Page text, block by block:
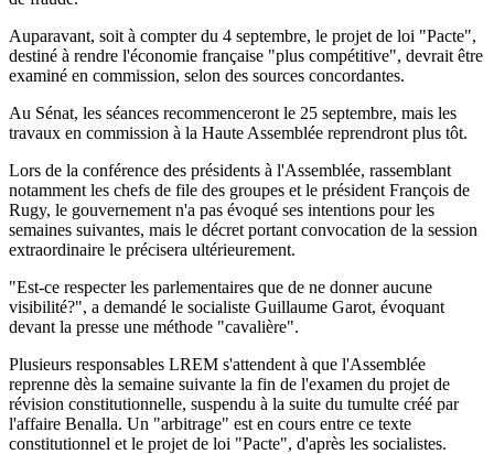
Auparavant, soit à compter du 4 septembre, le projet de loi "Pacte",
destiné à rendre l'économie française "plus compétitive", devrait être
examiné en commission, selon des sources concordantes.
Au Sénat, les séances recommenceront le 25 septembre, mais les
travaux en commission à la Haute Assemblée reprendront plus tôt.
Lors de la conférence des présidents à l'Assemblée, rassemblant
notamment les chefs de file des groupes et le président François de
Rugy, le gouvernement n'a pas évoqué ses intentions pour les
semaines suivantes, mais le décret portant convocation de la session
extraordinaire le précisera ultérieurement.
"Est-ce respecter les parlementaires que de ne donner aucune
visibilité?", a demandé le socialiste Guillaume Garot, évoquant
devant la presse une méthode "cavalière".
Plusieurs responsables LREM s'attendent à que l'Assemblée
reprenne dès la semaine suivante la fin de l'examen du projet de
révision constitutionnelle, suspendu à la suite du tumulte créé par
l'affaire Benalla. Un "arbitrage" est en cours entre ce texte
constitutionnel et le projet de loi "Pacte", d'après les socialistes.